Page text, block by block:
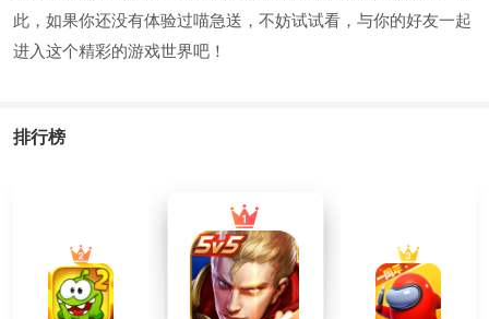
此，如果你还没有体验过喵急送，不妨试试看，与你的好友一起
进入这个精彩的游戏世界吧！
排行榜